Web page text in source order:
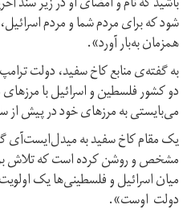
شود که برای مردم شما و مردم
همزمان به‌بار آورد».
به گفته‌ی منابع کاخ سفید، دولت
دو کشور فلسطین و اسرائیل با
می‌بایستی به مرزهای خود در پیش از سال ۱۹۶۷
یک مقام کاخ سفید به میدل‌ایست‌آی
مشخص و روشن کرده است که تلاش
میان اسرائیل و فلسطینی‌ها یک
دولت اوست».